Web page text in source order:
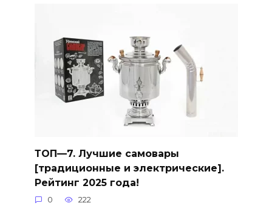
ТОП—7. Лучшие самовары
[традиционные и электрические].
Рейтинг 2025 года!
0 222